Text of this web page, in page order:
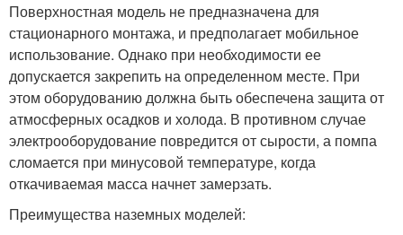
Поверхностная модель не предназначена для
стационарного монтажа, и предполагает мобильное
использование. Однако при необходимости ее
допускается закрепить на определенном месте. При
этом оборудованию должна быть обеспечена защита от
атмосферных осадков и холода. В противном случае
электрооборудование повредится от сырости, а помпа
сломается при минусовой температуре, когда
откачиваемая масса начнет замерзать.
Преимущества наземных моделей: